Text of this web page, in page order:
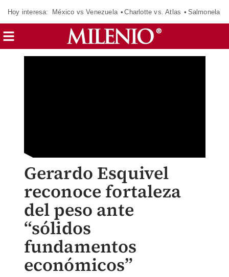
Hoy interesa: México vs Venezuela Charlotte vs. Atlas Salmonela
Gerardo Esquivel
reconoce fortaleza
del peso ante
“sólidos
fundamentos
económicos”